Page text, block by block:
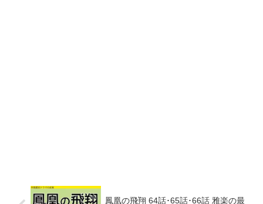
鳳凰の飛翔 64話･65話･66話 雅楽の最